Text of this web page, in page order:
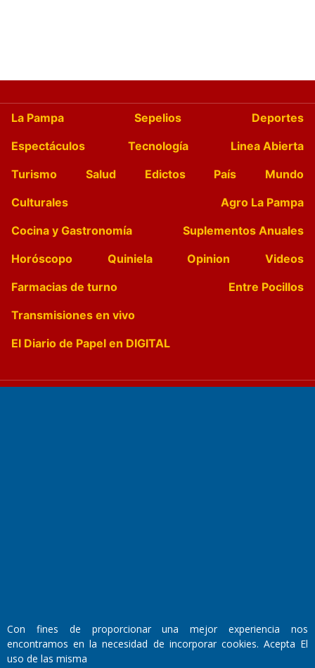
La Pampa Sepelios
Deportes
Espectáculos
Tecnología
Linea Abierta
Turismo
Salud Edictos País
Mundo
Culturales
Agro La Pampa
Cocina y Gastronomía
Suplementos Anuales
Horóscopo
Quiniela Opinion
Videos
Farmacias de turno
Entre Pocillos
Transmisiones en vivo
El Diario de Papel en DIGITAL
Walter René Goñi
Con fines de proporcionar una mejor experiencia nos
encontramos en la necesidad de incorporar cookies. Acepta El
uso de las misma